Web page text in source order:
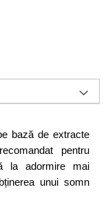
bază de extracte
pentru
la adormire mai
unui somn